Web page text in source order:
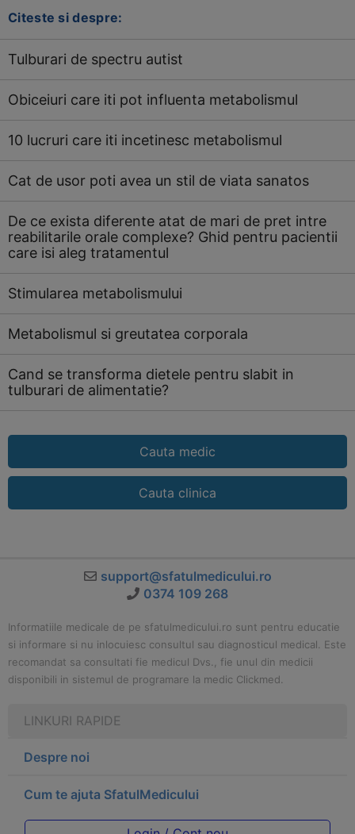
Citeste si despre:
Tulburari de spectru autist
Obiceiuri care iti pot influenta metabolismul
10 lucruri care iti incetinesc metabolismul
Cat de usor poti avea un stil de viata sanatos
De ce exista diferente atat de mari de pret intre
reabilitarile orale complexe? Ghid pentru pacientii
care isi aleg tratamentul
Stimularea metabolismului
Metabolismul si greutatea corporala
Cand se transforma dietele pentru slabit in
tulburari de alimentatie?
Cauta medic
Cauta clinica
support@sfatulmedicului.ro
0374 109 268
Informatiile medicale de pe sfatulmedicului.ro sunt pentru educatie
si informare si nu inlocuiesc consultul sau diagnosticul medical. Este
recomandat sa consultati fie medicul Dvs., fie unul din medicii
disponibili in sistemul de programare la medic Clickmed.
LINKURI RAPIDE
Despre noi
Cum te ajuta SfatulMedicului